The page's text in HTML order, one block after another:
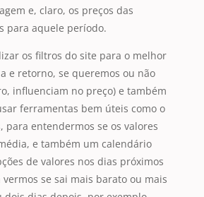
e, claro, os preços das
para aquele período.
os filtros do site para o melhor
e retorno, se queremos ou não
influenciam no preço) e também
ferramentas bem úteis como o
para entendermos se os valores
e também um calendário
de valores nos dias próximos
se sai mais barato ou mais